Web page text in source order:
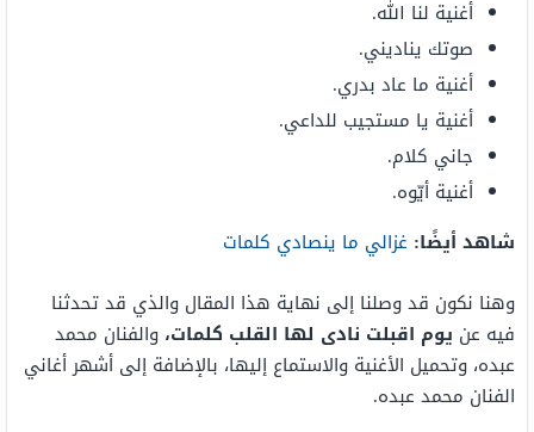
أغنية لنا الله.
صوتك يناديني.
أغنية ما عاد بدري.
أغنية يا مستجيب للداعي.
جاني كلام.
أغنية أيّوه.
شاهد أيضًا: غزالي ما ينصادي كلمات
وهنا نكون قد وصلنا إلى نهاية هذا المقال والذي قد تحدثنا
فيه عن يوم اقبلت نادى لها القلب كلمات، والفنان محمد
عبده، وتحميل الأغنية والاستماع إليها، بالإضافة إلى أشهر أغاني
الفنان محمد عبده.